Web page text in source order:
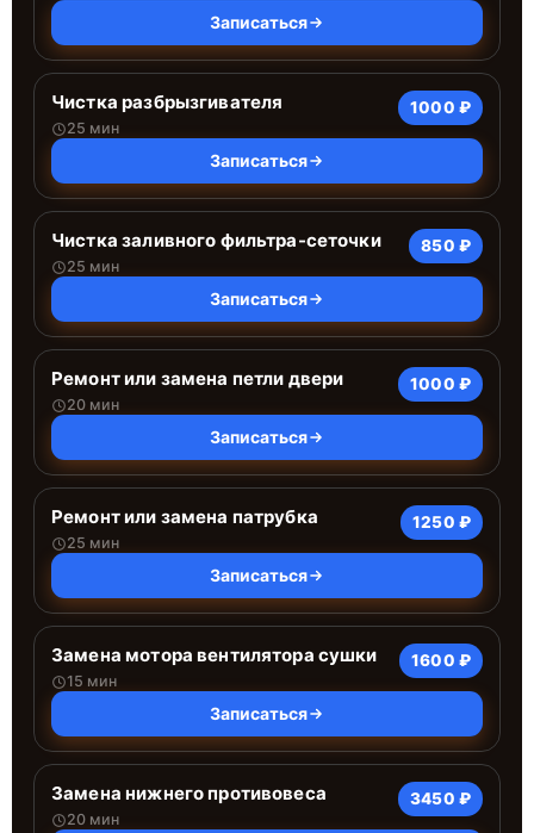
Записаться
Чистка разбрызгивателя
25 мин
1000 ₽
Записаться
Чистка заливного фильтра-сеточки
25 мин
850 ₽
Записаться
Ремонт или замена петли двери
20 мин
1000 ₽
Записаться
Ремонт или замена патрубка
25 мин
1250 ₽
Записаться
Замена мотора вентилятора сушки
15 мин
1600 ₽
Записаться
Замена нижнего противовеса
20 мин
3450 ₽